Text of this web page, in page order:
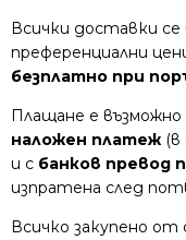
Всички доставки
преференциални
безплатно при
Плащане е възможно
наложен платеж (в
и с банков превод
изпратена след
Всичко закупено